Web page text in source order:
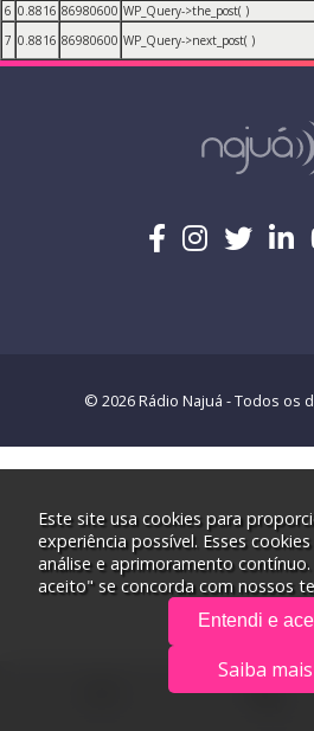
6 0.8816 86980600 WP_Query->the_post( )
7 0.8816 86980600 WP_Query->next_post( )
© 2026 Rádio Najuá - Todos os
Este site usa cookies para
experiência possível. Esses
análise e aprimoramento
aceito" se concorda com nossos
Entendi e
Saiba mais